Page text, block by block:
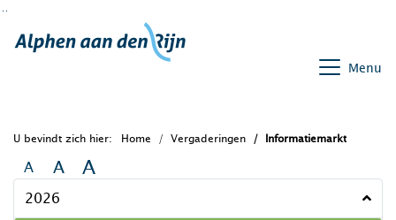
Ga naar de inhoud van deze pagina
Menu
U bevindt zich hier: Home Vergaderingen Informatiemarkt
A A A
2026